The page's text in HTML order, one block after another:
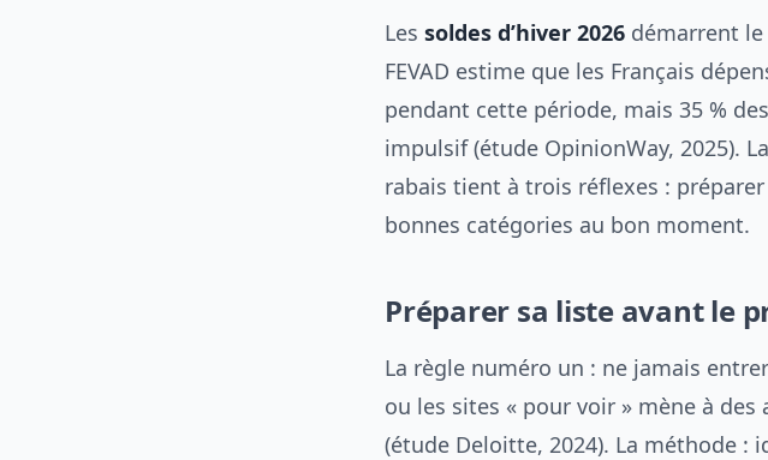
Les soldes d’hiver 2026 démarrent
FEVAD estime que les Français
pendant cette période, mais 35 %
impulsif (étude OpinionWay, 2025).
rabais tient à trois réflexes :
bonnes catégories au bon moment.
Préparer sa liste avant le
La règle numéro un : ne jamais
ou les sites « pour voir » mène à
(étude Deloitte, 2024). La méthode :